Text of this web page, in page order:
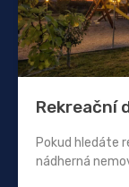
Rekreační
Pokud hledáte
nádherná